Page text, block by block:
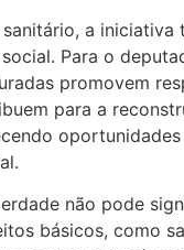
a iniciativa
Para o
promovem
para a
não pode
básicos, como